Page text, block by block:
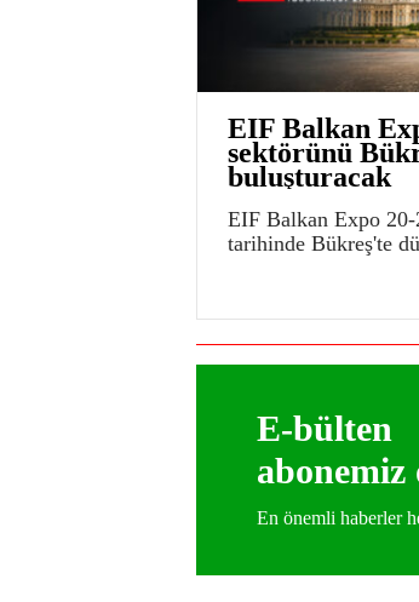
EIF Balkan
sektörünü
buluşturacak
EIF Balkan Expo 20-
tarihinde Bükreş'te
E-bülten
abonemiz
En önemli haberler